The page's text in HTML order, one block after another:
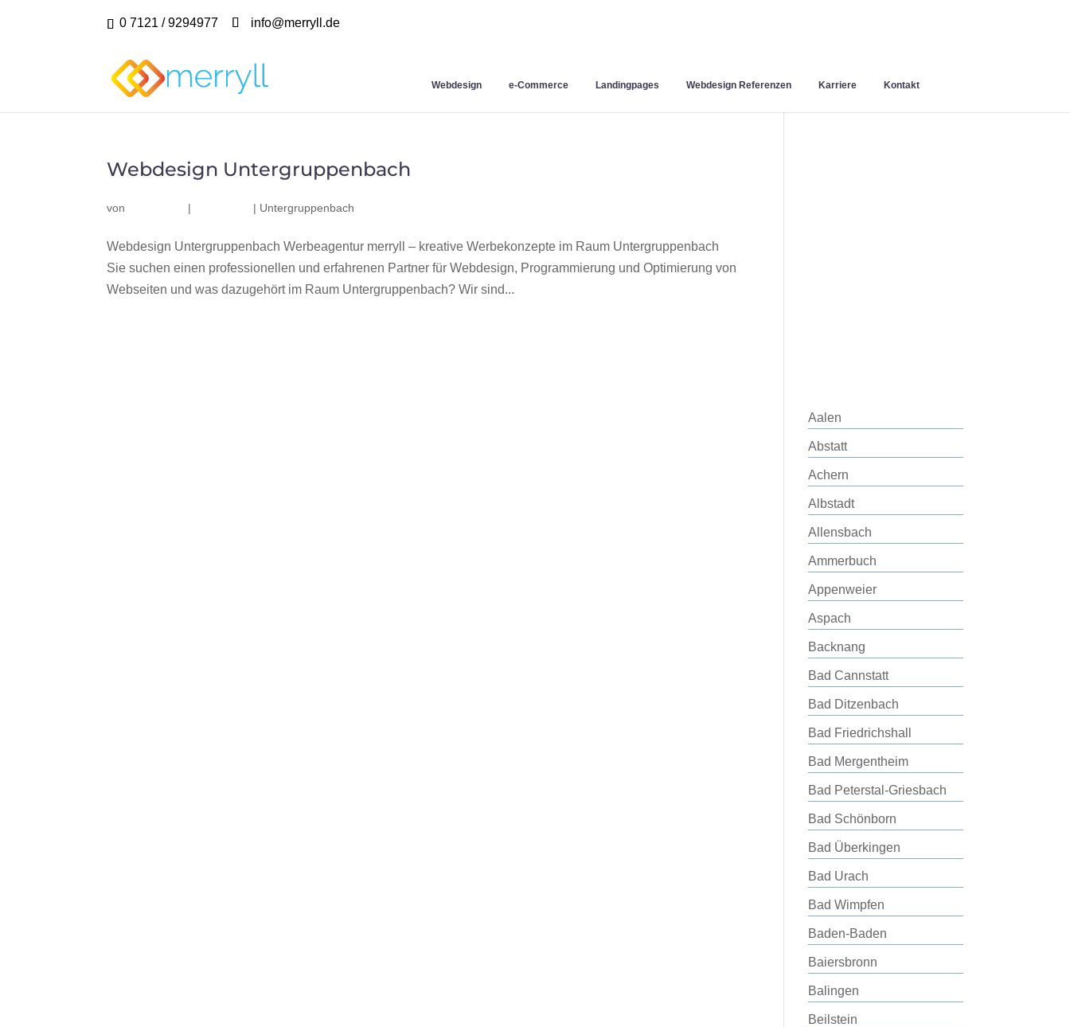
0 7121 / 9294977 info@merryll.de
Webdesign e-Commerce Landingpages Webdesign Referenzen Karriere Kontakt
Webdesign Untergruppenbach
von | | Untergruppenbach
Webdesign Untergruppenbach Werbeagentur merryll – kreative Werbekonzepte im Raum Untergruppenbach
Sie suchen einen professionellen und erfahrenen Partner für Webdesign, Programmierung und Optimierung von
Webseiten und was dazugehört im Raum Untergruppenbach? Wir sind...
Aalen
Abstatt
Achern
Albstadt
Allensbach
Ammerbuch
Appenweier
Aspach
Backnang
Bad Cannstatt
Bad Ditzenbach
Bad Friedrichshall
Bad Mergentheim
Bad Peterstal-Griesbach
Bad Schönborn
Bad Überkingen
Bad Urach
Bad Wimpfen
Baden-Baden
Baiersbronn
Balingen
Beilstein